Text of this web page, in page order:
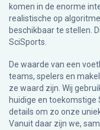
komen in de enorme
realistische op
beschikbaar te stellen.
SciSports
De waarde van een
teams, spelers en
ze waard zijn. Wij
huidige en toekomstige
details om zo onze
Vanuit daar zijn we,